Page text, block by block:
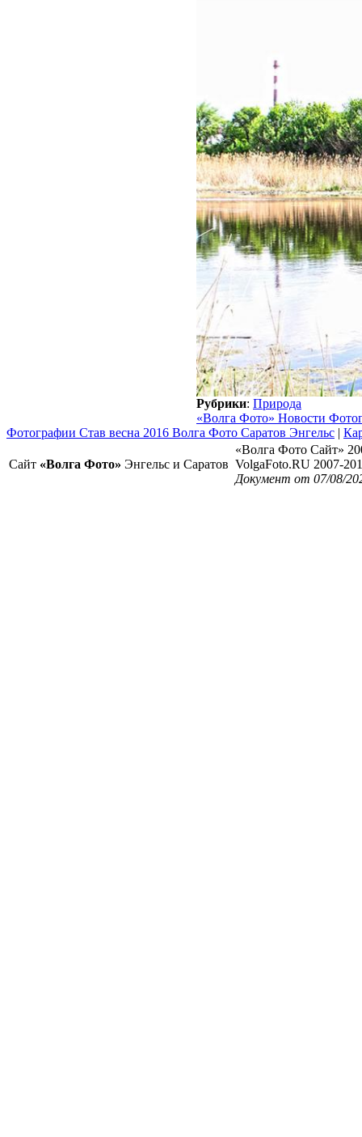
Рубрики: Природа
«Волга Фото» Новости
Фотографии Став весна 2016 Волга Фото Саратов Энгельс |
Сайт «Волга Фото» Энгельс и Саратов
«Волга Фото Сайт»
VolgaFoto.RU 2007-
Документ от 07/08/